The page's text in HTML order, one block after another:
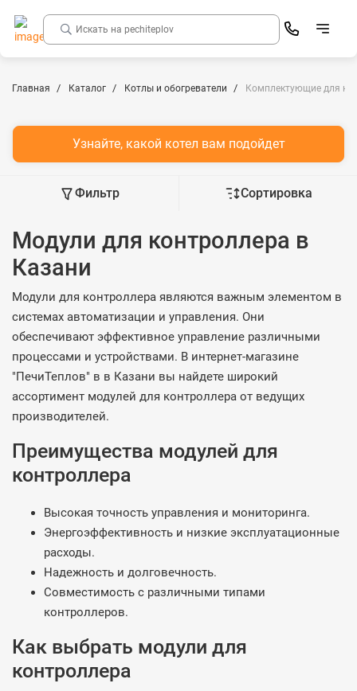
Главная Каталог Котлы и обогреватели Комплектующие для
Узнайте, какой котел вам подойдет
Фильтр Сортировка
Модули для контроллера в
Казани
Модули для контроллера являются важным элементом в
системах автоматизации и управления. Они
обеспечивают эффективное управление различными
процессами и устройствами. В интернет-магазине
"ПечиТеплов" в в Казани вы найдете широкий
ассортимент модулей для контроллера от ведущих
производителей.
Преимущества модулей для
контроллера
Высокая точность управления и мониторинга.
Энергоэффективность и низкие эксплуатационные
расходы.
Надежность и долговечность.
Совместимость с различными типами
контроллеров.
Как выбрать модули для
контроллера